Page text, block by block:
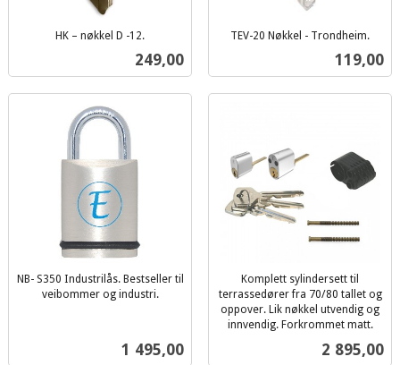
HK – nøkkel D -12.
Pris
249,00
TEV-20 Nøkkel - Trondheim.
Pris
119,00
NB- S350 Industrilås. Bestseller til
veibommer og industri.
Pris
1 495,00
Komplett sylindersett til
terrassedører fra 70/80 tallet og
oppover. Lik nøkkel utvendig og
innvendig. Forkrommet matt.
Pris
2 895,00